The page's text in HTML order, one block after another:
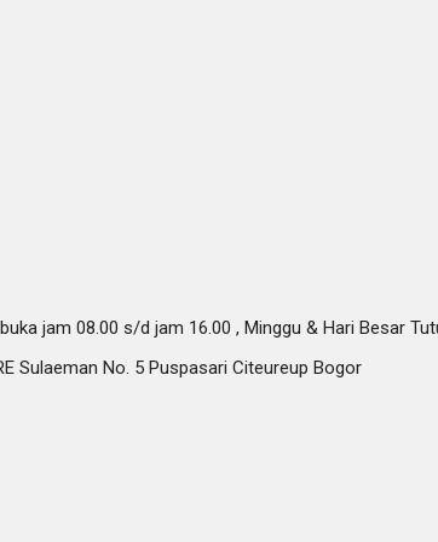
jam 08.00 s/d jam 16.00 , Minggu & Hari Besar
Sulaeman No. 5 Puspasari Citeureup Bogor